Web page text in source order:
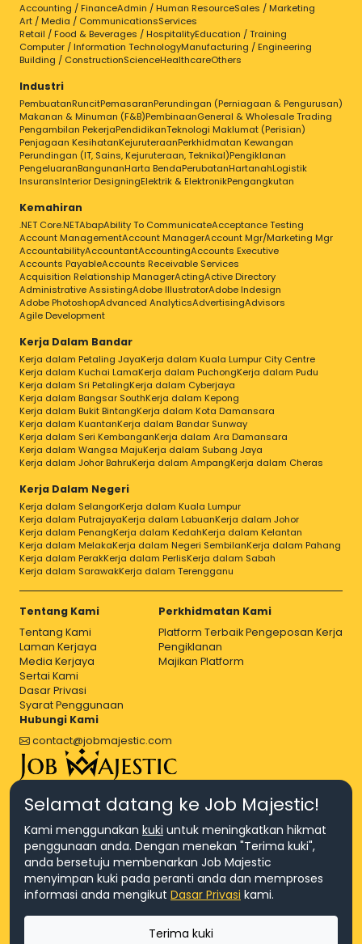
Pilih kerja untuk butiran
Accounting / FinanceAdmin / Human ResourceSales / Marketing
Art / Media / CommunicationsServices
Retail / Food & Beverages / HospitalityEducation / Training
Computer / Information TechnologyManufacturing / Engineering
Building / ConstructionScienceHealthcareOthers
Industri
PembuatanRuncitPemasaranPerundingan (Perniagaan & Pengurusan)
Makanan & Minuman (F&B)PembinaanGeneral & Wholesale Trading
Pengambilan PekerjaPendidikanTeknologi Maklumat (Perisian)
Penjagaan KesihatanKejuruteraanPerkhidmatan Kewangan
Perundingan (IT, Sains, Kejuruteraan, Teknikal)Pengiklanan
PengeluaranBangunanHarta BendaPerubatanHartanahLogistik
InsuransInterior DesigningElektrik & ElektronikPengangkutan
Kemahiran
.NET Core.NETAbapAbility To CommunicateAcceptance Testing
Account ManagementAccount ManagerAccount Mgr/Marketing Mgr
AccountabilityAccountantAccountingAccounts Executive
Accounts PayableAccounts Receivable Services
Acquisition Relationship ManagerActingActive Directory
Administrative AssistingAdobe IllustratorAdobe Indesign
Adobe PhotoshopAdvanced AnalyticsAdvertisingAdvisors
Agile Development
Kerja Dalam Bandar
Kerja dalam Petaling JayaKerja dalam Kuala Lumpur City Centre
Kerja dalam Kuchai LamaKerja dalam PuchongKerja dalam Pudu
Kerja dalam Sri PetalingKerja dalam Cyberjaya
Kerja dalam Bangsar SouthKerja dalam Kepong
Kerja dalam Bukit BintangKerja dalam Kota Damansara
Kerja dalam KuantanKerja dalam Bandar Sunway
Kerja dalam Seri KembanganKerja dalam Ara Damansara
Kerja dalam Wangsa MajuKerja dalam Subang Jaya
Kerja dalam Johor BahruKerja dalam AmpangKerja dalam Cheras
Kerja Dalam Negeri
Kerja dalam SelangorKerja dalam Kuala Lumpur
Kerja dalam PutrajayaKerja dalam LabuanKerja dalam Johor
Kerja dalam PenangKerja dalam KedahKerja dalam Kelantan
Kerja dalam MelakaKerja dalam Negeri SembilanKerja dalam Pahang
Kerja dalam PerakKerja dalam PerlisKerja dalam Sabah
Kerja dalam SarawakKerja dalam Terengganu
Tentang Kami
Tentang Kami
Laman Kerjaya
Media Kerjaya
Sertai Kami
Dasar Privasi
Syarat Penggunaan
Perkhidmatan Kami
Platform Terbaik Pengeposan Kerja
Pengiklanan
Majikan Platform
Hubungi Kami
contact@jobmajestic.com
© Hakcipta 2026 Agensi Pekerjaan JEV Management Sdn. Bhd.,
registered in Malaysia (Company No: 201701016948 (1231113-U), EA
(Company No: 201701037852 (1252023-X))
Selamat datang ke Job Majestic!
Kami menggunakan kuki untuk meningkatkan hikmat
penggunaan anda. Dengan menekan "Terima kuki",
anda bersetuju membenarkan Job Majestic
menyimpan kuki pada peranti anda dan memproses
informasi anda mengikut Dasar Privasi kami.
Terima kuki